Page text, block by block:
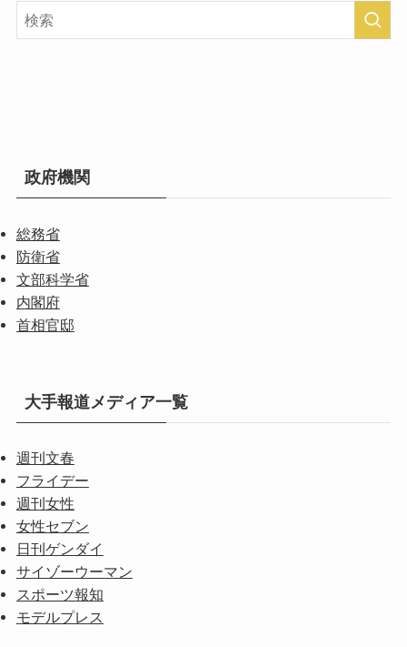
政府機関
総務省
防衛省
文部科学省
内閣府
首相官邸
大手報道メディア一覧
週刊文春
フライデー
週刊女性
女性セブン
日刊ゲンダイ
サイゾーウーマン
スポーツ報知
モデルプレス